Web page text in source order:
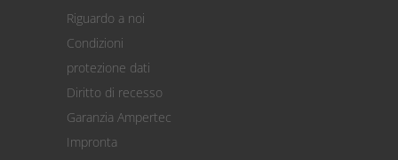
Pagamento
Restituzione della merce
Calcolatore dei costi
Impostazioni dei cookie
Riguardo a noi
Condizioni
protezione dati
Diritto di recesso
Garanzia Ampertec
Impronta